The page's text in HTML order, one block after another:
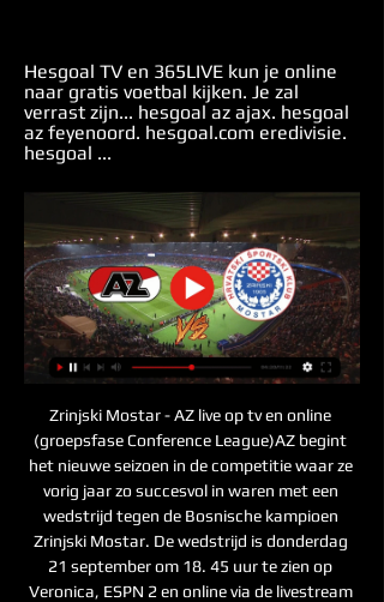
Hesgoal TV en 365LIVE kun je online
naar gratis voetbal kijken. Je zal
verrast zijn... hesgoal az ajax. hesgoal
az feyenoord. hesgoal.com eredivisie.
hesgoal ...
Zrinjski Mostar - AZ live op tv en online
(groepsfase Conference League)AZ begint
het nieuwe seizoen in de competitie waar ze
vorig jaar zo succesvol in waren met een
wedstrijd tegen de Bosnische kampioen
Zrinjski Mostar. De wedstrijd is donderdag
21 september om 18. 45 uur te zien op
Veronica, ESPN 2 en online via de livestream